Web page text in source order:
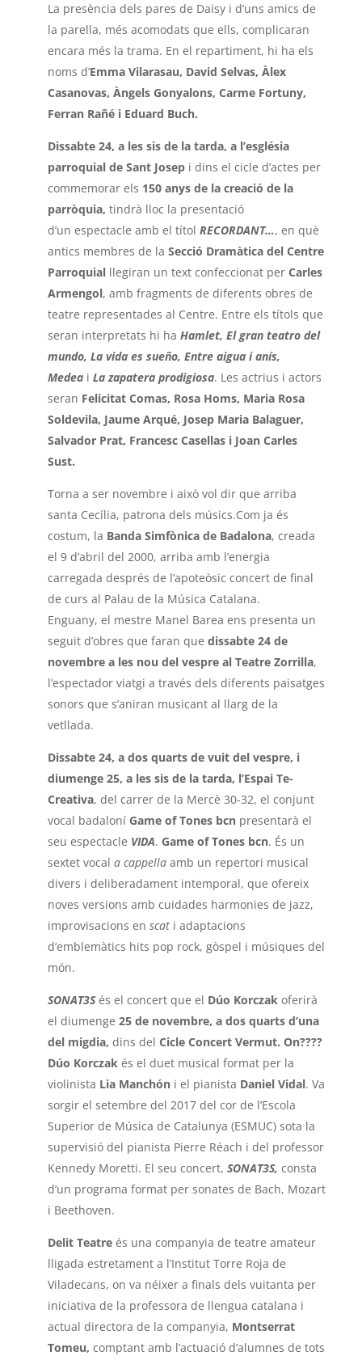
La presència dels pares de Daisy i d’uns amics de
la parella, més acomodats que ells, complicaran
encara més la trama. En el repartiment, hi ha els
noms d’Emma Vilarasau, David Selvas, Àlex
Casanovas, Àngels Gonyalons, Carme Fortuny,
Ferran Rañé i Eduard Buch.
Dissabte 24, a les sis de la tarda, a l’església
parroquial de Sant Josep i dins el cicle d’actes per
commemorar els 150 anys de la creació de la
parròquia, tindrà lloc la presentació
d’un espectacle amb el títol RECORDANT…, en què
antics membres de la Secció Dramàtica del Centre
Parroquialllegiran un text confeccionat per Carles
Armengol, amb fragments de diferents obres de
teatre representades al Centre. Entre els títols que
seran interpretats hi ha Hamlet, El gran teatro del
mundo, La vida es sueño, Entre aigua i anís,
Medea i La zapatera prodigiosa. Les actrius i actors
seran Felicitat Comas, Rosa Homs, Maria Rosa
Soldevila, Jaume Arqué, Josep Maria Balaguer,
Salvador Prat, Francesc Casellas i Joan Carles
Sust.
Torna a ser novembre i això vol dir que arriba
santa Cecília, patrona dels músics.Com ja és
costum, la Banda Simfònica de Badalona, creada
el 9 d’abril del 2000, arriba amb l’energia
carregada després de l’apoteòsic concert de final
de curs al Palau de la Música Catalana.
Enguany, el mestre Manel Barea ens presenta un
seguit d’obres que faran que dissabte 24 de
novembre a les nou del vespre al Teatre Zorrilla,
l’espectador viatgi a través dels diferents paisatges
sonors que s’aniran musicant al llarg de la
vetllada.
Dissabte 24, a dos quarts de vuit del vespre, i
diumenge 25, a les sis de la tarda, l’Espai Te-
Creativa, del carrer de la Mercè 30-32, el conjunt
vocal badaloní Game of Tones bcn presentarà el
seu espectacle VIDA. Game of Tones bcn. És un
sextet vocal a cappellaamb un repertori musical
divers i deliberadament intemporal, que ofereix
noves versions amb cuidades harmonies de jazz,
improvisacions en scati adaptacions
d’emblemàtics hits pop rock, gòspel i músiques del
món.
SONAT3Sés el concert que el Dúo Korczakoferirà
el diumenge 25 de novembre, a dos quarts d’una
del migdia, dins del Cicle Concert Vermut. On????
Dúo Korczakés el duet musical format per la
violinista Lia Manchóni el pianista Daniel Vidal. Va
sorgir el setembre del 2017 del cor de l’Escola
Superior de Música de Catalunya (ESMUC) sota la
supervisió del pianista Pierre Réach i del professor
Kennedy Moretti. El seu concert, SONAT3S, consta
d’un programa format per sonates de Bach, Mozart
i Beethoven.
Delit Teatreés una companyia de teatre amateur
lligada estretament a l’Institut Torre Roja de
Viladecans, on va néixer a finals dels vuitanta per
iniciativa de la professora de llengua catalana i
actual directora de la companyia, Montserrat
Tomeu, comptant amb l’actuació d’alumnes de tots